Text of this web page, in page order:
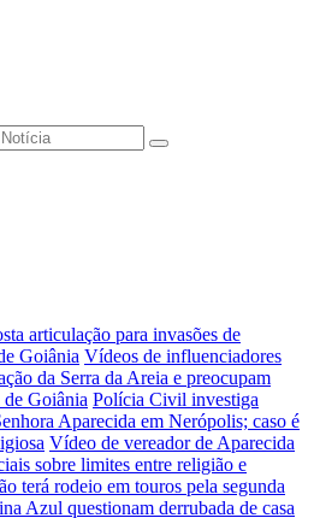
articulação para invasões de
Goiânia Vídeos de influenciadores
da Serra da Areia e preocupam
de Goiânia Polícia Civil investiga
Aparecida em Nerópolis; caso é
Vídeo de vereador de Aparecida
sobre limites entre religião e
terá rodeio em touros pela segunda
Azul questionam derrubada de casa